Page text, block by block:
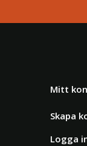
Mitt
Skapa
Logga